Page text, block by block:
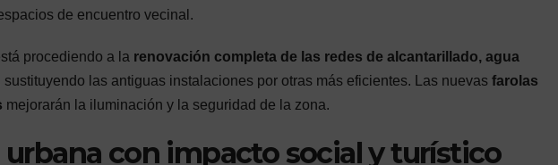
de encuentro vecinal.
procediendo a la renovación completa de las redes de alcantarillado, agua
sustituyendo las antiguas instalaciones por otras más eficientes. Las nuevas farolas
mejorarán la iluminación y la seguridad de la zona.
urbana con impacto social y turístico